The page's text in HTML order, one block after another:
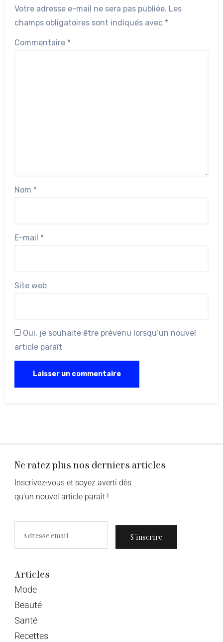
Votre adresse e-mail ne sera pas publiée. Les
champs obligatoires sont indiqués avec *
Commentaire *
Nom *
E-mail *
Site web
Oui, je souhaite être prévenu lorsqu’un nouvel
article paraît
Ne ratez plus nos derniers articles
Inscrivez-vous et soyez averti dès
qu’un nouvel article paraît !
S’inscrire
Articles
Mode
Beauté
Santé
Recettes